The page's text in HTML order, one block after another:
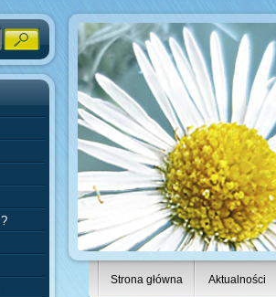
Strona główna Aktualności